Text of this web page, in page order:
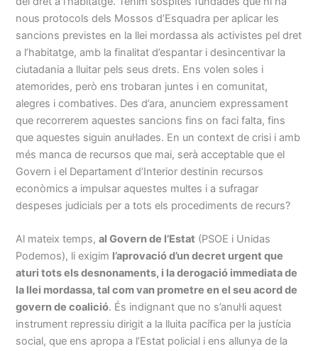
nous protocols dels Mossos d’Esquadra per aplicar les
sancions previstes en la llei mordassa als activistes pel dret
a l’habitatge, amb la finalitat d’espantar i desincentivar la
ciutadania a lluitar pels seus drets. Ens volen soles i
atemorides, però ens trobaran juntes i en comunitat,
alegres i combatives. Des d’ara, anunciem expressament
que recorrerem aquestes sancions fins on faci falta, fins
que aquestes siguin anul·lades. En un context de crisi i amb
més manca de recursos que mai, serà acceptable que el
Govern i el Departament d’Interior destinin recursos
econòmics a impulsar aquestes multes i a sufragar
despeses judicials per a tots els procediments de recurs?
Al mateix temps,al Govern de l’Estat (PSOE i Unidas
Podemos), li exigim l’aprovació d’un decret urgent que
aturi tots els desnonaments, i la derogació immediata de
la llei mordassa, tal com van prometre en el seu acord de
govern de coalició. És indignant que no s’anul·li aquest
instrument repressiu dirigit a la lluita pacífica per la justícia
social, que ens apropa a l’Estat policial i ens allunya de la